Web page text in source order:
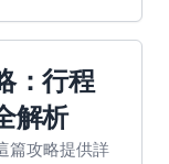
：行程
解析
篇攻略提供詳